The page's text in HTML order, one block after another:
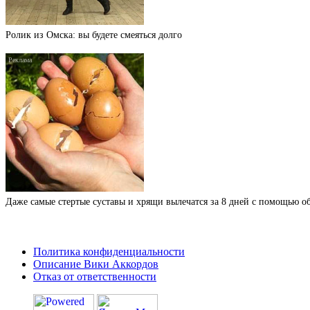
Ролик из Омска: вы будете смеяться долго
Даже самые стертые суставы и хрящи вылечатся за 8 дней с помощью
Политика конфиденциальности
Описание Вики Аккордов
Отказ от ответственности